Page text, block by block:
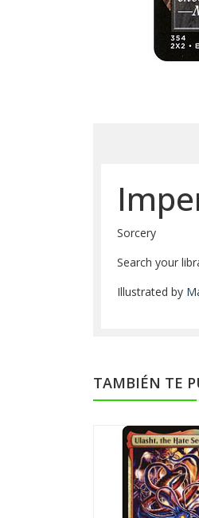
Sorcery
Search your
Illustrated by
TAMBIÉN TE